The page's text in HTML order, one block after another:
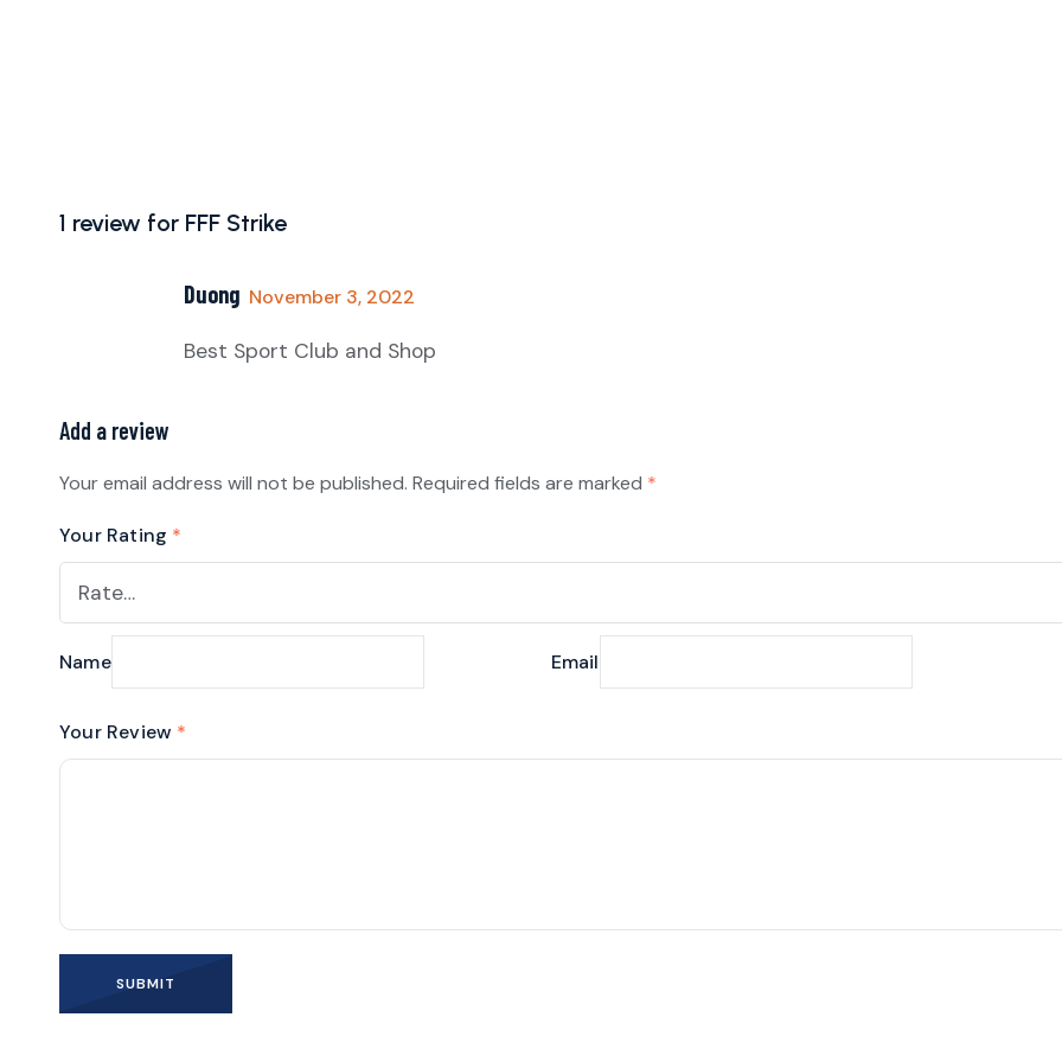
1 review for FFF Strike
Duong November 3, 2022
Best Sport Club and Shop
Add a review
Your email address will not be published. Required fields are marked *
Your Rating *
Your Review *
Name Email